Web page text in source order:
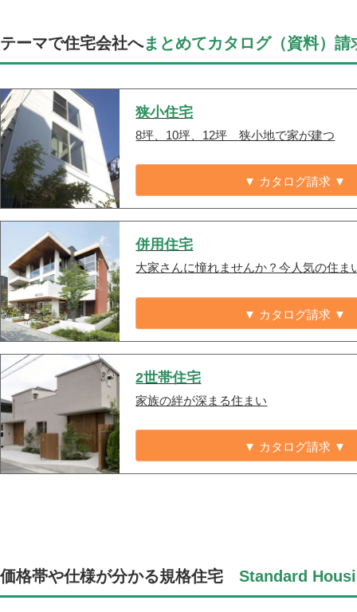
テーマで住宅会社へまとめてカタログ（資料）請
狭小住宅
8坪、10坪、12坪 狭小地で家が建つ
▼ カタログ請求 ▼
併用住宅
大家さんに憧れませんか？今人気の住ま
▼ カタログ請求 ▼
2世帯住宅
家族の絆が深まる住まい
▼ カタログ請求 ▼
価格帯や仕様が分かる規格住宅 Standard